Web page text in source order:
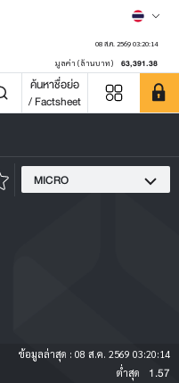
08 ส.ค. 2569 03:20:14
มูลค่า (ล้านบาท) 63,391.38
ค้นหาชื่อย่อ
/ Factsheet
MICRO
ข้อมูลล่าสุด : 08 ส.ค. 2569 03:20:14
ต่ำสุด 1.57